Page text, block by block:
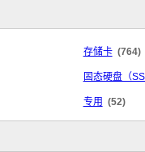
存储卡 (764)
固态硬盘（
专用 (52)